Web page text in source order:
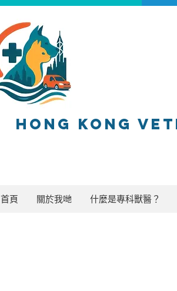
HONG KONG
首頁 關於我哋 什麼是專科獸醫？